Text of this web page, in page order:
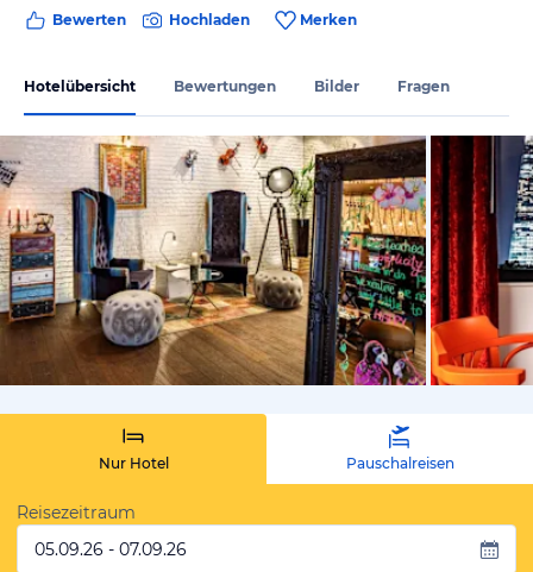
Bewerten Hochladen Merken
Hotelübersicht Bewertungen Bilder Fragen
von
Nur Hotel Pauschalreisen
Reisezeitraum
05.09.26 - 07.09.26